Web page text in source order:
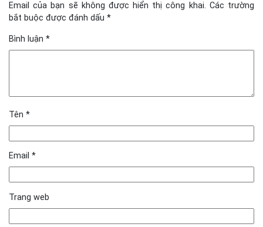
Email của bạn sẽ không được hiển thị công khai. Các trường
bắt buộc được đánh dấu *
Bình luận *
Tên *
Email *
Trang web